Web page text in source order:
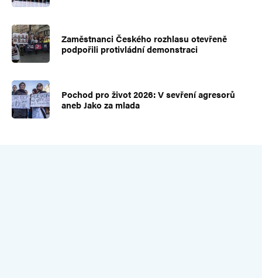
Zaměstnanci Českého rozhlasu otevřeně
podpořili protivládní demonstraci
Pochod pro život 2026: V sevření agresorů
aneb Jako za mlada